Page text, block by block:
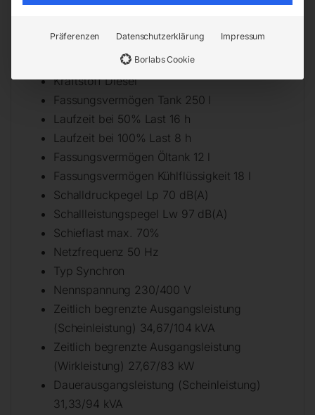
Emissionsstufe 5
Leistungsfaktor 0,8 Cos ɸ phi
Anlasser E-Start
Kraftstoff Diesel
Fassungsvermögen Tank 250 l
Laufzeit bei 50% Last 16 h
Laufzeit bei 100% Last 8 h
Fassungsvermögen Öltank 12 l
Fassungsvermögen Kühlflüssigkeit 18 l
Schalldruckpegel Lp 70 dB(A)
Schallleistungspegel Lw 97 dB(A)
Schieflast max. 70%
Netzfrequenz 50 Hz
Typ Synchron
Nennspannung 230/400 V
Zeitlich begrenzte Ausgangsleistung
(Scheinleistung) 34,67/104 kVA
Zeitlich begrenzte Ausgangsleistung
(Wirkleistung) 27,67/83 kW
Dauerausgangsleistung (Scheinleistung)
31,33/94 kVA
Präferenzen Datenschutzerklärung Impressum
Borlabs Cookie